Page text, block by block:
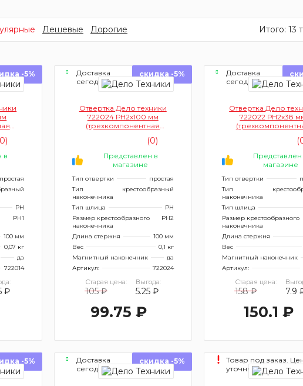
Дешевые Дорогие Итого: 13
-5%
в
простая
PH
PH1
100 мм
0,07 кг
да
722014
₽
Доставка
сегодня
скидка -5%
Отвертка Дело техники
722024 РН2х100 мм
(трехкомпонентная
(0)
Представлен в
магазине
Тип отвертки
простая
Тип
наконечника
крестообразный
Тип шлица
PH
Размер крестообразного
наконечника
PH2
Длина стержня
100 мм
Вес
0,1 кг
Магнитный наконечник
да
Артикул:
722024
Старая цена:
105 ₽
Выгода:
5.25 ₽
99.75 ₽
Доставка
сегодня
Отвертка Дело
722022 РН2х38
Представлен
магазине
Тип отвертки
Тип
наконечника
Тип шлица
Размер крестообразного
наконечника
Длина стержня
Вес
Магнитный наконечник
Артикул:
Старая цена:
158 ₽ 7.9
150.1 ₽
-5%
Доставка
сегодня
скидка -5%
Товар под заказ.
уточняйте.